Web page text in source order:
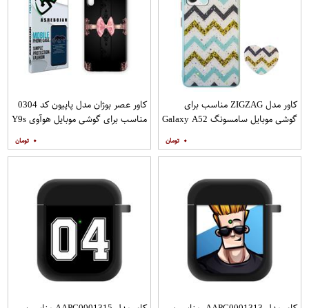
کاور مدل ZIGZAG مناسب برای
گوشی موبایل سامسونگ Galaxy A52
۰
کاور عصر بوژان مدل پاپیون کد 0304
مناسب برای گوشی موبایل هوآوی Y9s
۰